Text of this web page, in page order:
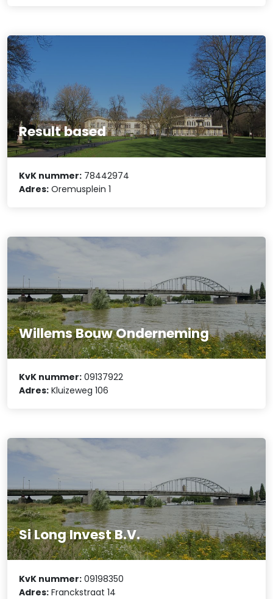
Result based
KvK nummer: 78442974
Adres: Oremusplein 1
Willems Bouw Onderneming
KvK nummer: 09137922
Adres: Kluizeweg 106
Si Long Invest B.V.
KvK nummer: 09198350
Adres: Franckstraat 14